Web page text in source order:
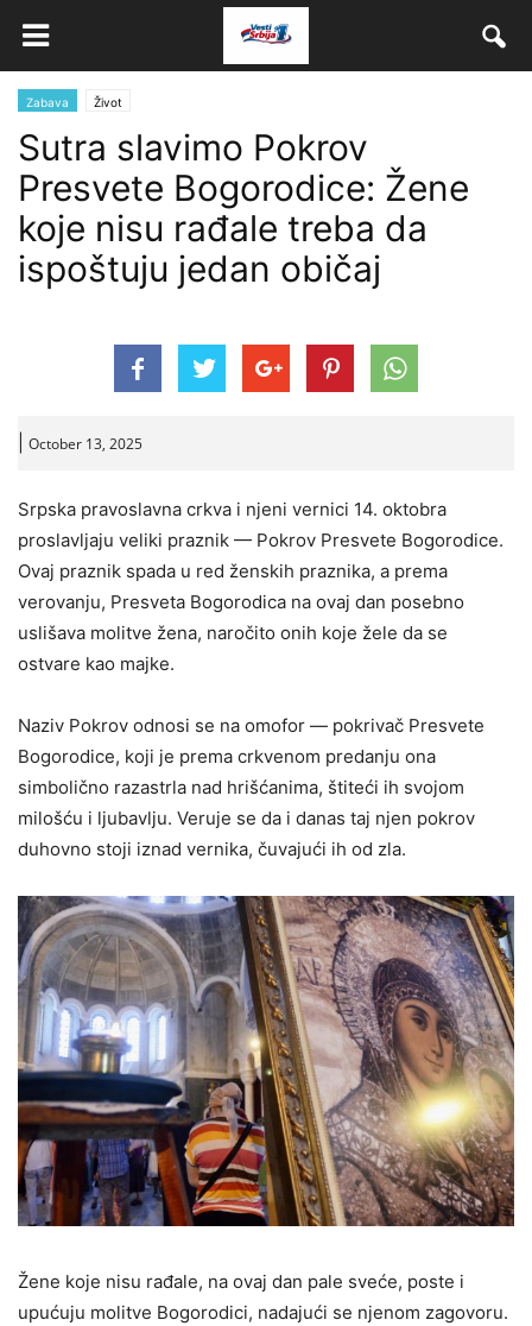
Zabava Život
Sutra slavimo Pokrov
Presvete Bogorodice: Žene
koje nisu rađale treba da
ispoštuju jedan običaj
October 13, 2025
Srpska pravoslavna crkva i njeni vernici 14. oktobra
proslavljaju veliki praznik — Pokrov Presvete Bogorodice.
Ovaj praznik spada u red ženskih praznika, a prema
verovanju, Presveta Bogorodica na ovaj dan posebno
uslišava molitve žena, naročito onih koje žele da se
ostvare kao majke.
Naziv Pokrov odnosi se na omofor — pokrivač Presvete
Bogorodice, koji je prema crkvenom predanju ona
simbolično razastrla nad hrišćanima, štiteći ih svojom
milošću i ljubavlju. Veruje se da i danas taj njen pokrov
duhovno stoji iznad vernika, čuvajući ih od zla.
Žene koje nisu rađale, na ovaj dan pale sveće, poste i
upućuju molitve Bogorodici, nadajući se njenom zagovoru.